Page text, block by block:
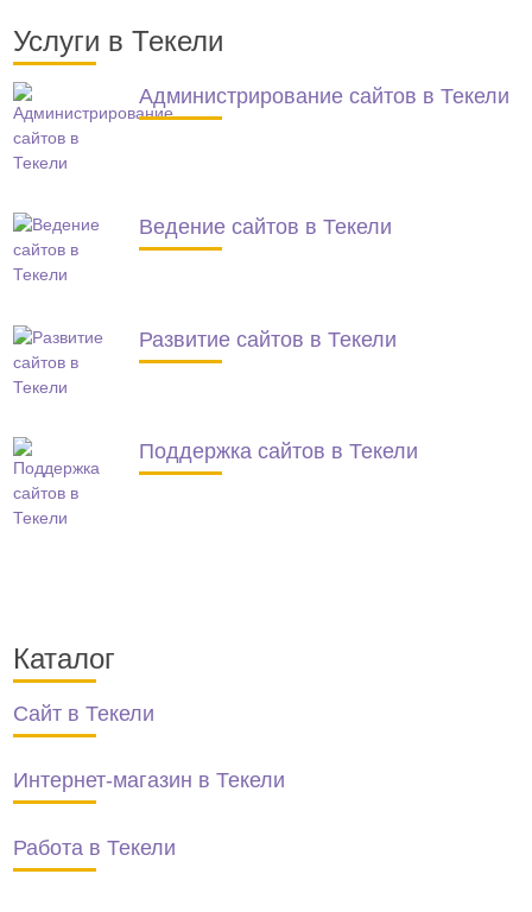
Услуги в Текели
Администрирование сайтов в Текели
Ведение сайтов в Текели
Развитие сайтов в Текели
Поддержка сайтов в Текели
Каталог
Сайт в Текели
Интернет-магазин в Текели
Работа в Текели